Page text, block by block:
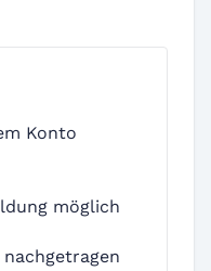
Konto
möglich